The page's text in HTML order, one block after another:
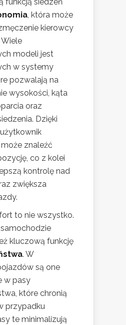
, która może
kierowcy
modeli jest
w systemy
pozwalają na
wysokości, kąta
oraz
Dzięki
znaleźć
co z kolei
kontrolę nad
zwiększa
to nie wszystko.
kluczową funkcję
. W
są one
w pasy
które chronią
przypadku
te minimalizują